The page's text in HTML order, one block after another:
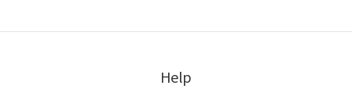
Help